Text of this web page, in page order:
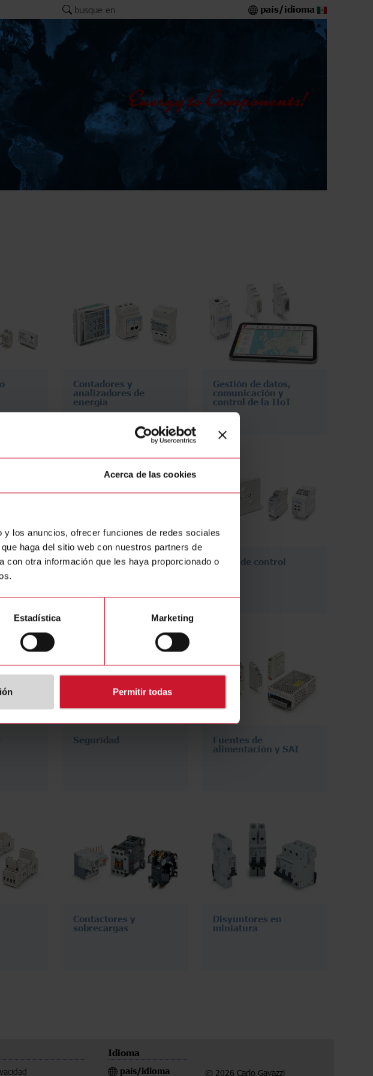
Acerca de las cookies
los anuncios, ofrecer funciones de redes sociales
haga del sitio web con nuestros partners de
con otra información que les haya proporcionado o
Estadística Marketing
Permitir todas
busque en país/idioma
Contadores y
analizadores de
energía
Gestión de datos,
comunicación y
control de la IIoT
de Arrancadores suaves
y variadores de
Relés de control
Seguridad Fuentes de
alimentación y SAI
Contactores y
sobrecargas
Disyuntores en
miniatura
Idioma
país/idioma © 2026 Carlo Gavazzi